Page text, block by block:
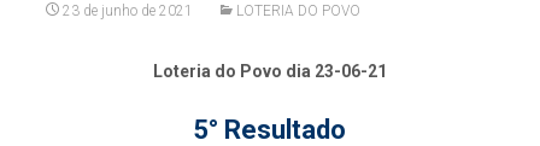
23 de junho de 2021 LOTERIA DO POVO
Loteria do Povo dia 23-06-21
5° Resultado